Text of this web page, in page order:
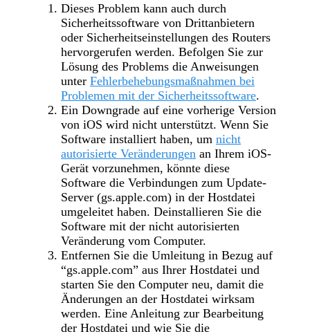
Dieses Problem kann auch durch
Sicherheitssoftware von Drittanbietern
oder Sicherheitseinstellungen des Routers
hervorgerufen werden. Befolgen Sie zur
Lösung des Problems die Anweisungen
unter Fehlerbehebungsmaßnahmen bei
Problemen mit der Sicherheitssoftware.
Ein Downgrade auf eine vorherige Version
von iOS wird nicht unterstützt. Wenn Sie
Software installiert haben, um nicht
autorisierte Veränderungen an Ihrem iOS-
Gerät vorzunehmen, könnte diese
Software die Verbindungen zum Update-
Server (gs.apple.com) in der Hostdatei
umgeleitet haben. Deinstallieren Sie die
Software mit der nicht autorisierten
Veränderung vom Computer.
Entfernen Sie die Umleitung in Bezug auf
“gs.apple.com” aus Ihrer Hostdatei und
starten Sie den Computer neu, damit die
Änderungen an der Hostdatei wirksam
werden. Eine Anleitung zur Bearbeitung
der Hostdatei und wie Sie die